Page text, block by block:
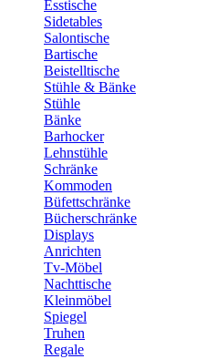
Esstische
Sidetables
Salontische
Bartische
Beistelltische
Stühle & Bänke
Stühle
Bänke
Barhocker
Lehnstühle
Schränke
Kommoden
Büfettschränke
Bücherschränke
Displays
Anrichten
Tv-Möbel
Nachttische
Kleinmöbel
Spiegel
Truhen
Regale